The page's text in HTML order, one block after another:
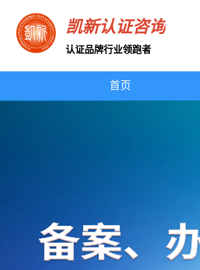
凯新认证咨询
认证品牌行业领跑者
首页